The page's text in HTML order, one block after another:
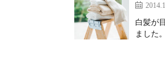
白髪が
ました